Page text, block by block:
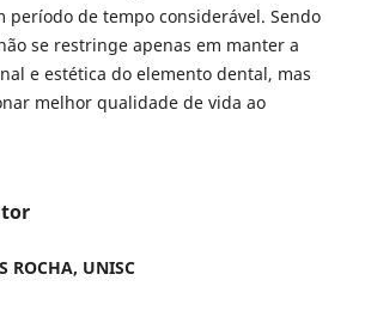
período de tempo considerável. Sendo
se restringe apenas em manter a
e estética do elemento dental, mas
melhor qualidade de vida ao
ROCHA, UNISC